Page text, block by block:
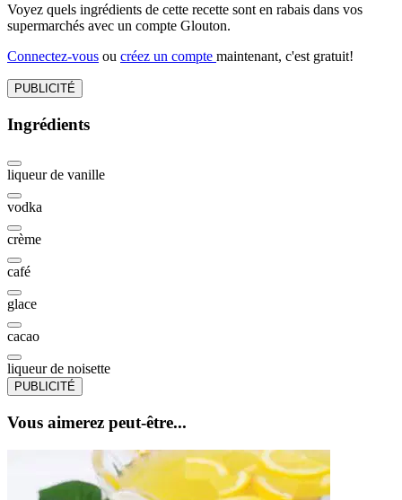
Voyez quels ingrédients de cette recette sont en rabais dans vos
supermarchés avec un compte Glouton.
Connectez-vous ou créez un compte maintenant, c'est gratuit!
PUBLICITÉ
Ingrédients
liqueur de vanille
vodka
crème
café
glace
cacao
liqueur de noisette
PUBLICITÉ
Vous aimerez peut-être...